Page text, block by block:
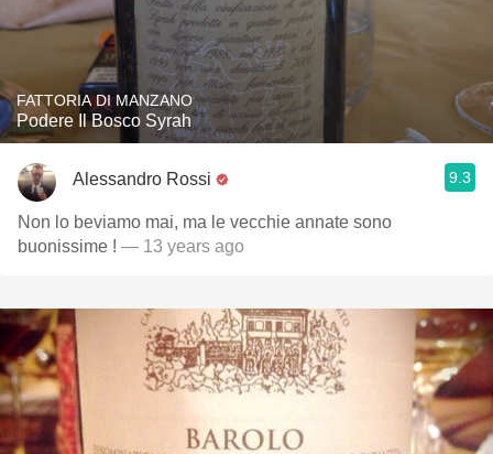
FATTORIA DI MANZANO
Podere Il Bosco Syrah
Alessandro Rossi 9.3
Non lo beviamo mai, ma le vecchie annate sono
buonissime ! — 13 years ago